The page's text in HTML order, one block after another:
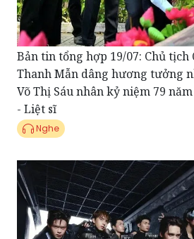
Bản tin tổng hợp 19/07: Chủ tịch
Thanh Mẫn dâng hương tưởng
Võ Thị Sáu nhân kỷ niệm 79
- Liệt sĩ
Nghe